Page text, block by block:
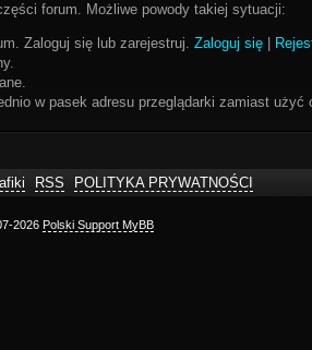
forum. Możliwe powody takiej sytuacji:
Zaloguj się lub zarejestruj. Zaloguj się
w pasek adresu przeglądarki zamiast użyć
RSS POLITYKA PRYWATNOŚCI
2026 Polski Support MyBB